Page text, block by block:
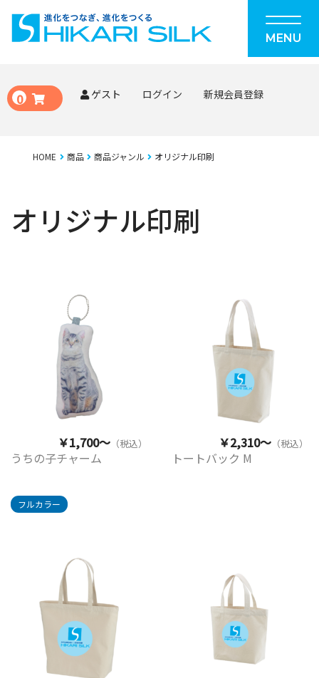
0 ゲスト ログイン 新規会員登録
HOME 商品 商品ジャンル オリジナル印刷
オリジナル印刷
￥1,700～ （税込）
うちの子チャーム
フルカラー
￥2,310～（税込）
トートバック M
MENU